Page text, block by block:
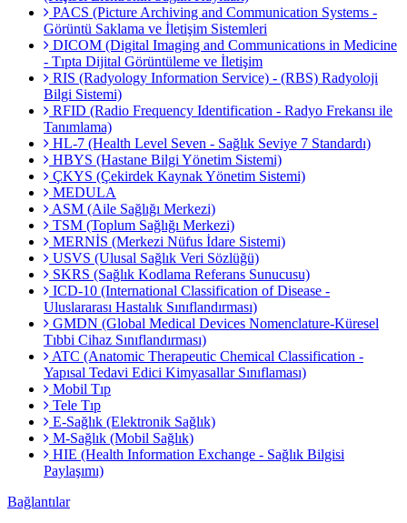
PACS (Picture Archiving and Communication Systems -
Görüntü Saklama ve İletişim Sistemleri
DICOM (Digital Imaging and Communications in Medicine
- Tıpta Dijital Görüntüleme ve İletişim
RIS (Radyology Information Service) - (RBS) Radyoloji
Bilgi Sistemi)
RFID (Radio Frequency Identification - Radyo Frekansı ile
Tanımlama)
HL-7 (Health Level Seven - Sağlık Seviye 7 Standardı)
HBYS (Hastane Bilgi Yönetim Sistemi)
ÇKYS (Çekirdek Kaynak Yönetim Sistemi)
MEDULA
ASM (Aile Sağlığı Merkezi)
TSM (Toplum Sağlığı Merkezi)
MERNİS (Merkezi Nüfus İdare Sistemi)
USVS (Ulusal Sağlık Veri Sözlüğü)
SKRS (Sağlık Kodlama Referans Sunucusu)
ICD-10 (International Classification of Disease -
Uluslararası Hastalık Sınıflandırması)
GMDN (Global Medical Devices Nomenclature-Küresel
Tıbbi Cihaz Sınıflandırması)
ATC (Anatomic Therapeutic Chemical Classification -
Yapısal Tedavi Edici Kimyasallar Sınıflaması)
Mobil Tıp
Tele Tıp
E-Sağlık (Elektronik Sağlık)
M-Sağlık (Mobil Sağlık)
HIE (Health Information Exchange - Sağlık Bilgisi
Paylaşımı)
Bağlantılar